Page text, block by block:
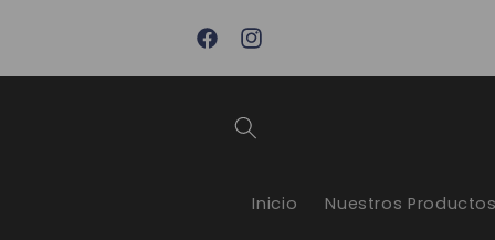
FacebookInstagram
BOX FAMILIAR: Todo lo que necesitas
Inicio Nuestros Productos